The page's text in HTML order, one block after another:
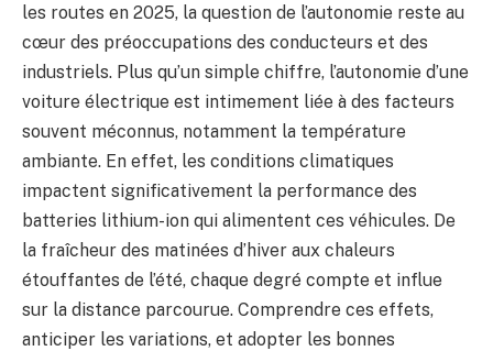
les routes en 2025, la question de l’autonomie reste au
cœur des préoccupations des conducteurs et des
industriels. Plus qu’un simple chiffre, l’autonomie d’une
voiture électrique est intimement liée à des facteurs
souvent méconnus, notamment la température
ambiante. En effet, les conditions climatiques
impactent significativement la performance des
batteries lithium-ion qui alimentent ces véhicules. De
la fraîcheur des matinées d’hiver aux chaleurs
étouffantes de l’été, chaque degré compte et influe
sur la distance parcourue. Comprendre ces effets,
anticiper les variations, et adopter les bonnes